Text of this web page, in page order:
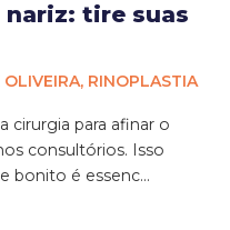
nariz: tire suas
OLIVEIRA, RINOPLASTIA
cirurgia para afinar o
consultórios. Isso
bonito é essenc...